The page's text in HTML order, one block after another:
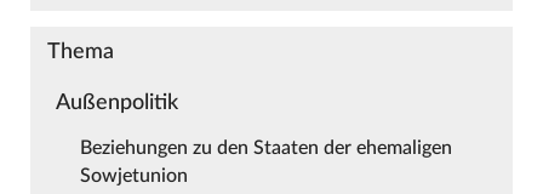
Thema
Außenpolitik
Beziehungen zu den Staaten der ehemaligen
Sowjetunion